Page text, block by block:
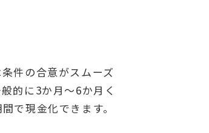
件の合意がスムーズ
的に3か月〜6か月く
で現金化できます。